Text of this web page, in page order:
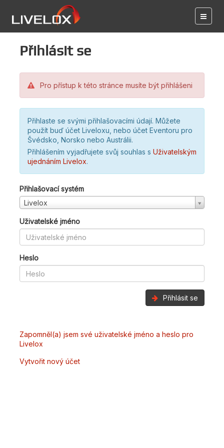
Přihlásit se
Pro přístup k této stránce musíte být přihlášeni
Přihlaste se svými přihlašovacími údají. Můžete
použít buď účet Liveloxu, nebo účet Eventoru pro
Švédsko, Norsko nebo Austrálii.
Přihlášením vyjadřujete svůj souhlas s Uživatelským
ujednáním Livelox.
Přihlašovací systém
Livelox
Uživatelské jméno
Heslo
Přihlásit se
Zapomněl(a) jsem své uživatelské jméno a heslo pro
Livelox
Vytvořit nový účet